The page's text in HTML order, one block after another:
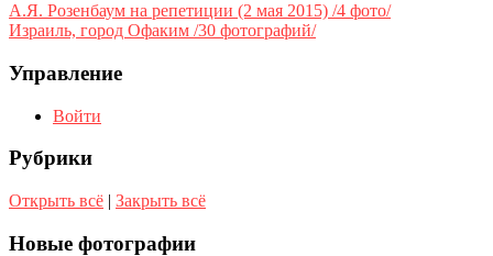
А.Я. Розенбаум на репетиции (2 мая 2015) /4 фото/
Израиль, город Офаким /30 фотографий/
Управление
Войти
Рубрики
Открыть всё | Закрыть всё
Новые фотографии